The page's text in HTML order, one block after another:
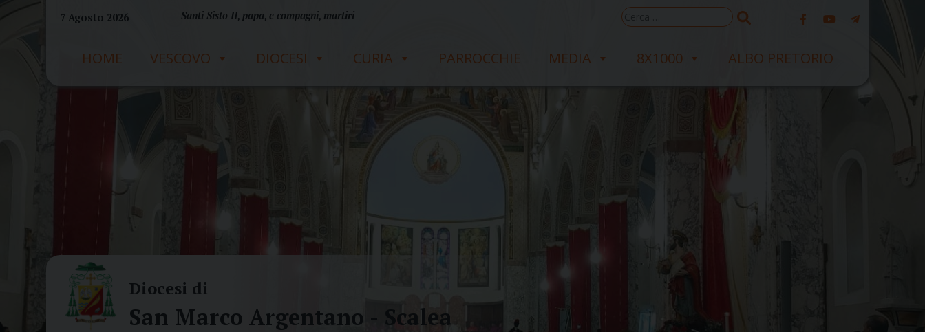
7 Agosto 2026 Santi Sisto II, papa, e compagni, martiri
Ricerca
per:
HOME VESCOVO DIOCESI CURIA PARROCCHIE MEDIA 8X1000 ALBO PRETORIO
Diocesi di
San Marco Argentano - Scalea